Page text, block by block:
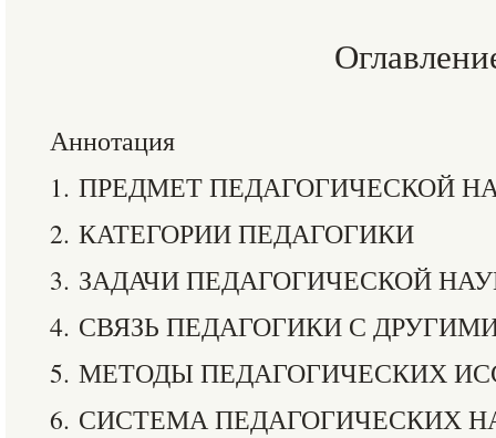
Аннотация
1. ПРЕДМЕТ ПЕДАГОГИЧЕСКОЙ
2. КАТЕГОРИИ ПЕДАГОГИКИ
3. ЗАДАЧИ ПЕДАГОГИЧЕСКОЙ
4. СВЯЗЬ ПЕДАГОГИКИ С
5. МЕТОДЫ ПЕДАГОГИЧЕСКИХ
6. СИСТЕМА ПЕДАГОГИЧЕСКИХ